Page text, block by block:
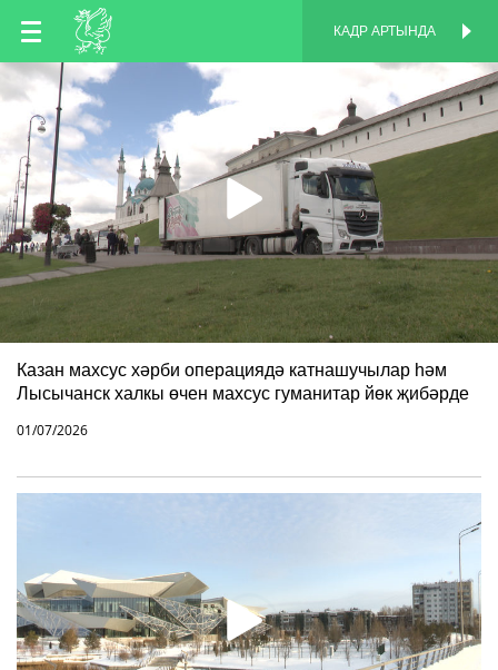
TT
RU
КАДР АРТЫНДА
Казан махсус хәрби операциядә катнашучылар һәм
Лысычанск халкы өчен махсус гуманитар йөк җибәрде
01/07/2026
КАДР АРТЫНДА